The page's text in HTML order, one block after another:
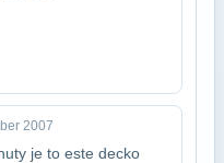
2007
je to este decko